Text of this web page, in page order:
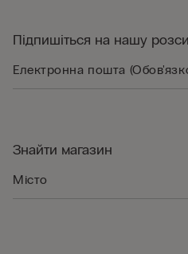
Підпишіться на нашу
Знайти магазин